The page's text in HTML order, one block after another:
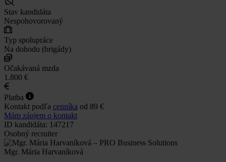
Stav kandidáta
Nespohovorovaný
Typ spolupráce
Na dohodu (brigády)
Očakávaná mzda
1.800 €
Platba
Kontakt podľa cenníka od 89 €
Mám záujem o kontakt
ID kandidáta: 147217
Osobný recruiter
Mgr. Mária Harvaníková